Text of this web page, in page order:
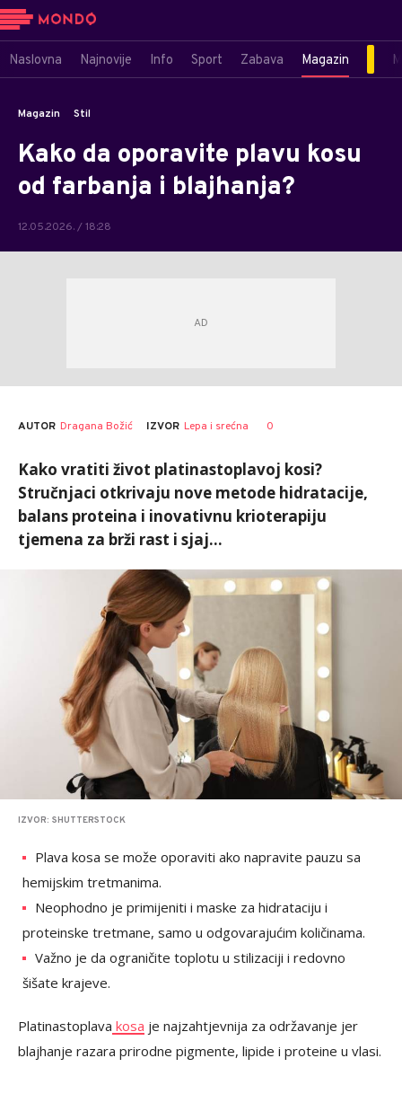
Naslovna Najnovije Info Sport Zabava Magazin
Magazin Stil
Kako da oporavite plavu kosu
od farbanja i blajhanja?
12.05.2026. / 18:28
AUTOR Dragana Božić IZVOR Lepa i srećna 0
Kako vratiti život platinastoplavoj kosi?
Stručnjaci otkrivaju nove metode hidratacije,
balans proteina i inovativnu krioterapiju
tjemena za brži rast i sjaj…
IZVOR: SHUTTERSTOCK
Plava kosa se može oporaviti ako napravite pauzu sa
hemijskim tretmanima.
Neophodno je primijeniti i maske za hidrataciju i
proteinske tretmane, samo u odgovarajućim količinama.
Važno je da ograničite toplotu u stilizaciji i redovno
šišate krajeve.
Platinastoplava kosa je najzahtjevnija za održavanje jer
blajhanje razara prirodne pigmente, lipide i proteine u vlasi.